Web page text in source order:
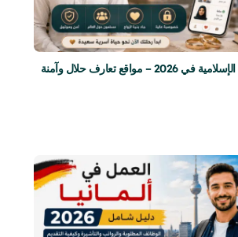
أفضل مواقع الزواج الإسلامية في 2026 – مواقع تعارف حلال وآمنة